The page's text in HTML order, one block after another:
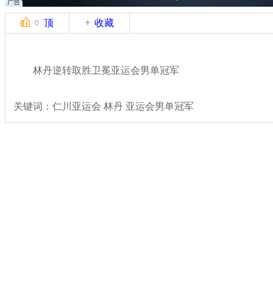
0 顶 收藏
林丹逆转取胜卫冕亚运会男单冠军
关键词：仁川亚运会 林丹 亚运会男单冠军